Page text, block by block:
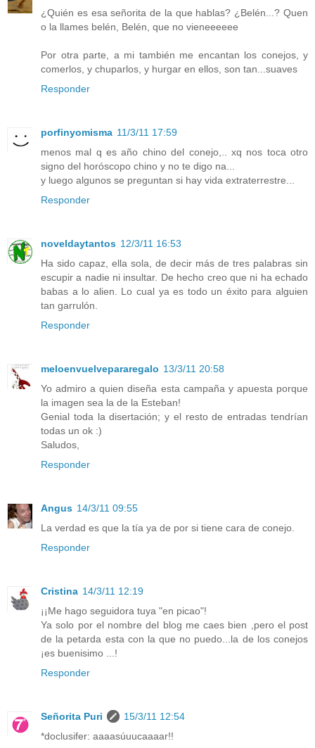
¿Quién es esa señorita de la que hablas? ¿Belén...? Quen
o la llames belén, Belén, que no vieneeeeee
Por otra parte, a mi también me encantan los conejos, y
comerlos, y chuparlos, y hurgar en ellos, son tan...suaves
Responder
porfinyomisma 11/3/11 17:59
menos mal q es año chino del conejo,.. xq nos toca otro
signo del horóscopo chino y no te digo na...
y luego algunos se preguntan si hay vida extraterrestre...
Responder
noveldaytantos 12/3/11 16:53
Ha sido capaz, ella sola, de decir más de tres palabras sin
escupir a nadie ni insultar. De hecho creo que ni ha echado
babas a lo alien. Lo cual ya es todo un éxito para alguien
tan garrulón.
Responder
meloenvuelvepararegalo 13/3/11 20:58
Yo admiro a quien diseña esta campaña y apuesta porque
la imagen sea la de la Esteban!
Genial toda la disertación; y el resto de entradas tendrían
todas un ok :)
Saludos,
Responder
Angus 14/3/11 09:55
La verdad es que la tía ya de por si tiene cara de conejo.
Responder
Cristina 14/3/11 12:19
¡¡Me hago seguidora tuya "en picao"!
Ya solo por el nombre del blog me caes bien ,pero el post
de la petarda esta con la que no puedo...la de los conejos
¡es buenisimo ...!
Responder
Señorita Puri
15/3/11 12:54
*doclusifer: aaaasúuucaaaar!!